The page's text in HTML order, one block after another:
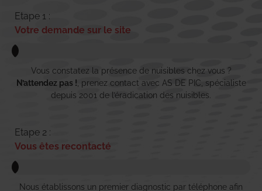
Etape 1 :
Votre demande sur le site
Vous constatez la présence de nuisibles chez vous ?
N’attendez pas ! , prenez contact avec AS DE PIC, spécialiste
depuis 2001 de l’éradication des nuisibles.
Etape 2 :
Vous êtes recontacté
Nous établissons un premier diagnostic par téléphone afin